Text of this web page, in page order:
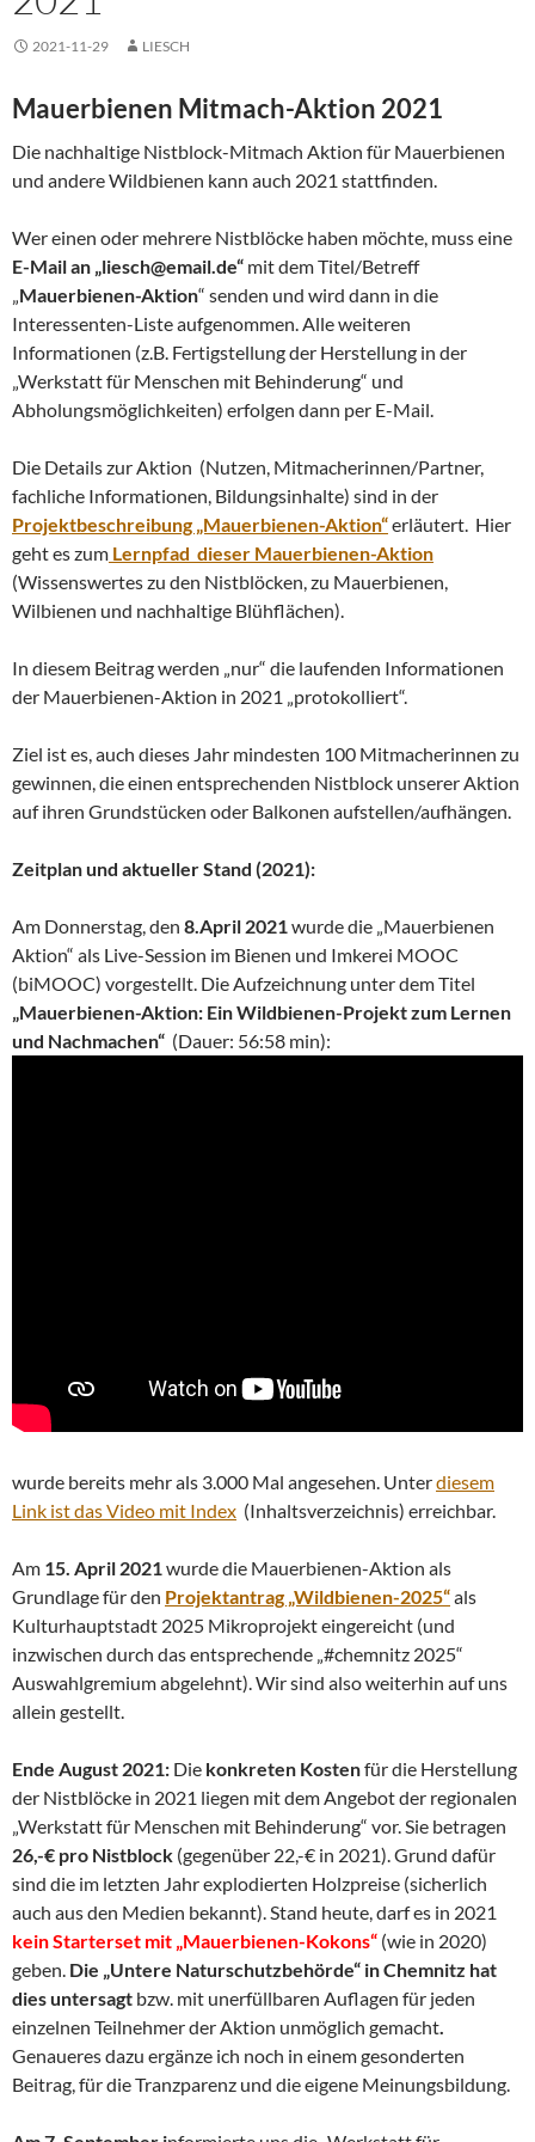
2021-11-29 LIESCH
Mauerbienen Mitmach-Aktion 2021
Die nachhaltige Nistblock-Mitmach Aktion für Mauerbienen
und andere Wildbienen kann auch 2021 stattfinden.
Wer einen oder mehrere Nistblöcke haben möchte, muss eine
E-Mail an „liesch@email.de“ mit dem Titel/Betreff
Mauerbienen-Aktion“ senden und wird dann in die
Interessenten-Liste aufgenommen. Alle weiteren
Informationen (z.B. Fertigstellung der Herstellung in der
„Werkstatt für Menschen mit Behinderung“ und
Abholungsmöglichkeiten) erfolgen dann per E-Mail.
Die Details zur Aktion (Nutzen, Mitmacherinnen/Partner,
fachliche Informationen, Bildungsinhalte) sind in der
Projektbeschreibung „Mauerbienen-Aktion“erläutert. Hier
geht es zum Lernpfad dieser Mauerbienen-Aktion
(Wissenswertes zu den Nistblöcken, zu Mauerbienen,
Wilbienen und nachhaltige Blühflächen).
In diesem Beitrag werden „nur“ die laufenden Informationen
der Mauerbienen-Aktion in 2021 „protokolliert“.
Ziel ist es, auch dieses Jahr mindesten 100 Mitmacherinnen zu
gewinnen, die einen entsprechenden Nistblock unserer Aktion
auf ihren Grundstücken oder Balkonen aufstellen/aufhängen.
Zeitplan und aktueller Stand (2021):
Am Donnerstag, den 8.April 2021 wurde die „Mauerbienen
Aktion“ als Live-Session im Bienen und Imkerei MOOC
(biMOOC) vorgestellt. Die Aufzeichnung unter dem Titel
„Mauerbienen-Aktion: Ein Wildbienen-Projekt zum Lernen
und Nachmachen“ (Dauer: 56:58 min):
wurde bereits mehr als 3.000 Mal angesehen. Unterdiesem
Link ist das Video mit Index (Inhaltsverzeichnis) erreichbar.
Am 15. April 2021 wurde die Mauerbienen-Aktion als
Grundlage für den Projektantrag „Wildbienen-2025“als
Kulturhauptstadt 2025 Mikroprojekt eingereicht (und
inzwischen durch das entsprechende „#chemnitz 2025“
Auswahlgremium abgelehnt). Wir sind also weiterhin auf uns
allein gestellt.
Ende August 2021: Die konkreten Kostenfür die Herstellung
der Nistblöcke in 2021 liegen mit dem Angebot der regionalen
„Werkstatt für Menschen mit Behinderung“ vor. Sie betragen
26,-€ pro Nistblock (gegenüber 22,-€ in 2021). Grund dafür
sind die im letzten Jahr explodierten Holzpreise (sicherlich
auch aus den Medien bekannt). Stand heute, darf es in 2021
kein Starterset mit „Mauerbienen-Kokons“ (wie in 2020)
geben. Die „Untere Naturschutzbehörde“ in Chemnitz hat
dies untersagt bzw. mit unerfüllbaren Auflagen für jeden
einzelnen Teilnehmer der Aktion unmöglich gemacht
Genaueres dazu ergänze ich noch in einem gesonderten
Beitrag, für die Tranzparenz und die eigene Meinungsbildung.